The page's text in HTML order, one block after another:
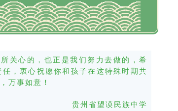
关心的，也正是我们努力去做的，希
，衷心祝愿你和孩子在这特殊时期共
万事如意！
贵州省望谟民族中学